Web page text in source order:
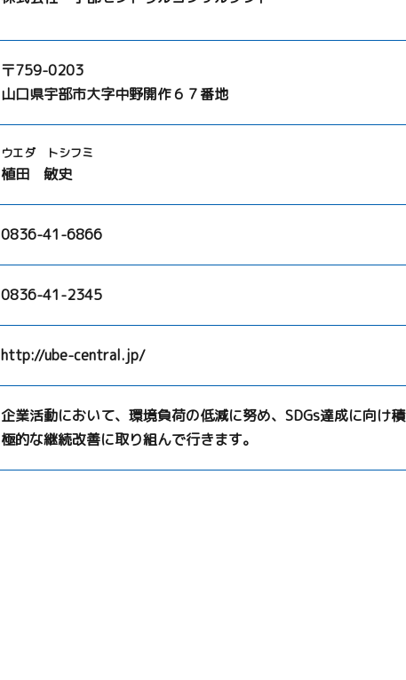
〒759-0203
山口県宇部市大字中野開作６７番地
ウエダ トシフミ
植田 敏史
0836-41-6866
0836-41-2345
http://ube-central.jp/
企業活動において、環境負荷の低減に努め、SDGs達成に向け積
極的な継続改善に取り組んで行きます。